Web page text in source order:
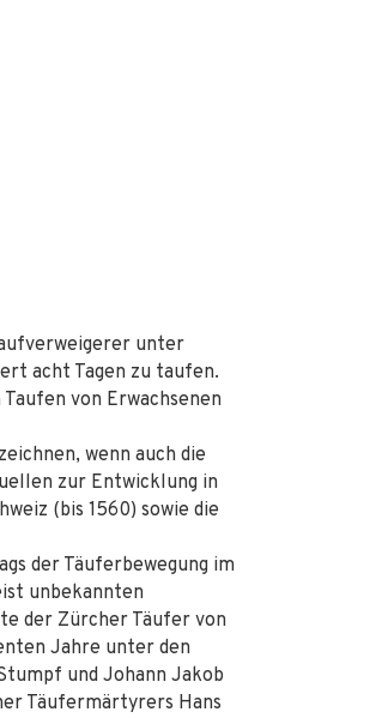
unter
acht Tagen zu taufen.
von Erwachsenen
wenn auch die
zur Entwicklung in
(bis 1560) sowie die
der Täuferbewegung im
unbekannten
der Zürcher Täufer von
Jahre unter den
und Johann Jakob
Täufermärtyrers Hans